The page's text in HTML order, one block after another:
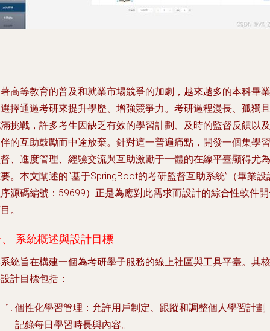
高等教育的普及和就業市場競爭的加劇，越來越多的本科畢業
擇通過考研來提升學歷、增強競爭力。考研過程漫長、孤獨且
挑戰，許多考生因缺乏有效的學習計劃、及時的監督反饋以及
的互助鼓勵而中途放棄。針對這一普遍痛點，開發一個集學習
、進度管理、經驗交流與互助激勵于一體的在線平臺顯得尤為
。本文闡述的“基于SpringBoot的考研監督互助系統”（畢業設
源碼編號：59699）正是為應對此需求而設計的綜合性軟件
。
系統概述與設計目標
統旨在構建一個為考研學子服務的線上社區與工具平臺。其核
計目標包括：
個性化學習管理 ：允許用戶制定、跟蹤和調整個人學習計劃
記錄每日學習時長與內容。